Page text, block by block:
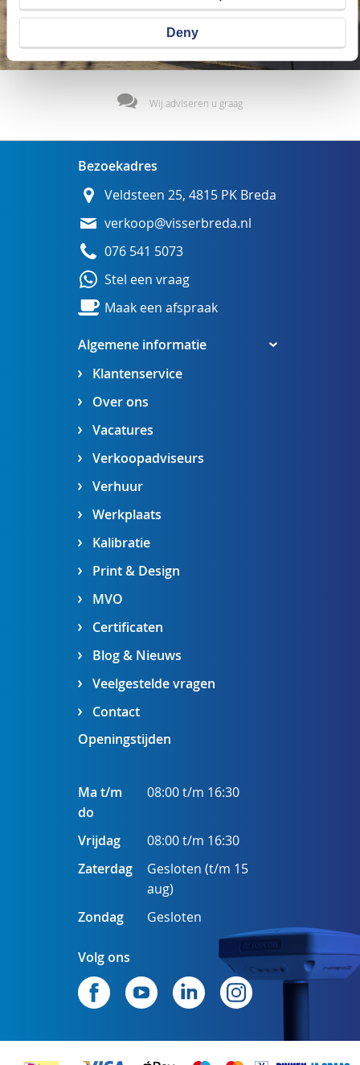
Deny
Wij adviseren u graag
Algemene informatie
Klantenservice
Over ons
Vacatures
Verkoopadviseurs
Verhuur
Werkplaats
Kalibratie
Print & Design
MVO
Certificaten
Blog & Nieuws
Veelgestelde vragen
Contact
Bezoekadres
Veldsteen 25, 4815 PK Breda
verkoop@visserbreda.nl
076 541 5073
Stel een vraag
Maak een afspraak
Openingstijden
Ma t/m
do
08:00 t/m 16:30
Vrijdag
08:00 t/m 16:30
Zaterdag
Gesloten (t/m 15
aug)
Zondag
Gesloten
Volg ons